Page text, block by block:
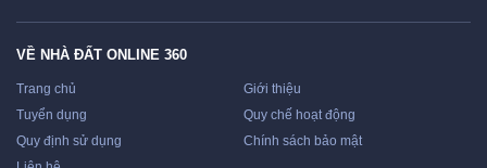
VỀ NHÀ ĐẤT ONLINE 360
Trang chủ
Giới thiệu
Tuyển dụng
Quy chế hoạt động
Quy định sử dụng
Chính sách bảo mật